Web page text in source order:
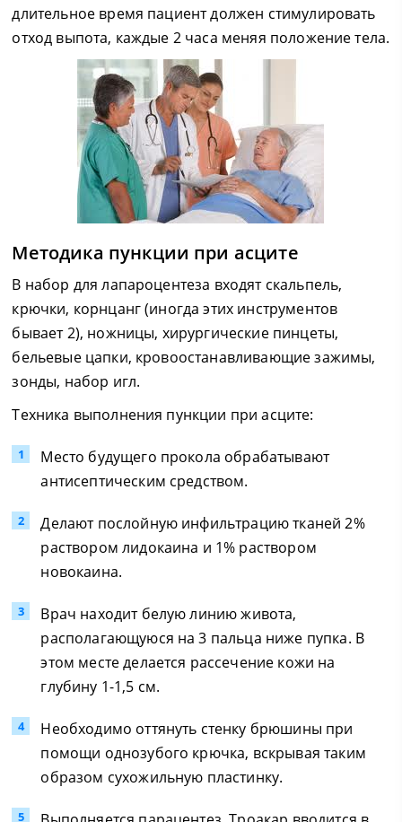
длительное время пациент должен стимулировать
отход выпота, каждые 2 часа меняя положение тела.
Методика пункции при асците
В набор для лапароцентеза входят скальпель,
крючки, корнцанг (иногда этих инструментов
бывает 2), ножницы, хирургические пинцеты,
бельевые цапки, кровоостанавливающие зажимы,
зонды, набор игл.
Техника выполнения пункции при асците:
Место будущего прокола обрабатывают
антисептическим средством.
Делают послойную инфильтрацию тканей 2%
раствором лидокаина и 1% раствором
новокаина.
Врач находит белую линию живота,
располагающуюся на 3 пальца ниже пупка. В
этом месте делается рассечение кожи на
глубину 1-1,5 см.
Необходимо оттянуть стенку брюшины при
помощи однозубого крючка, вскрывая таким
образом сухожильную пластинку.